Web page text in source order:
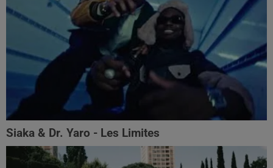
Siaka & Dr. Yaro - Les Limites